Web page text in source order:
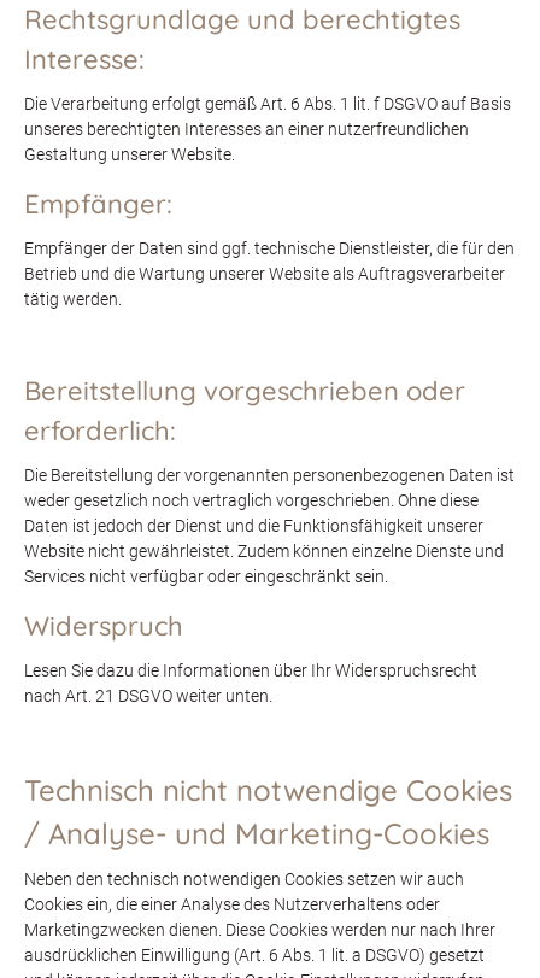
Rechtsgrundlage und berechtigtes
Interesse:
Die Verarbeitung erfolgt gemäß Art. 6 Abs. 1 lit. f DSGVO auf Basis
unseres berechtigten Interesses an einer nutzerfreundlichen
Gestaltung unserer Website.
Empfänger:
Empfänger der Daten sind ggf. technische Dienstleister, die für den
Betrieb und die Wartung unserer Website als Auftragsverarbeiter
tätig werden.
Bereitstellung vorgeschrieben oder
erforderlich:
Die Bereitstellung der vorgenannten personenbezogenen Daten ist
weder gesetzlich noch vertraglich vorgeschrieben. Ohne diese
Daten ist jedoch der Dienst und die Funktionsfähigkeit unserer
Website nicht gewährleistet. Zudem können einzelne Dienste und
Services nicht verfügbar oder eingeschränkt sein.
Widerspruch
Lesen Sie dazu die Informationen über Ihr Widerspruchsrecht
nach Art. 21 DSGVO weiter unten.
Technisch nicht notwendige Cookies
/ Analyse- und Marketing-Cookies
Neben den technisch notwendigen Cookies setzen wir auch
Cookies ein, die einer Analyse des Nutzerverhaltens oder
Marketingzwecken dienen. Diese Cookies werden nur nach Ihrer
ausdrücklichen Einwilligung (Art. 6 Abs. 1 lit. a DSGVO) gesetzt